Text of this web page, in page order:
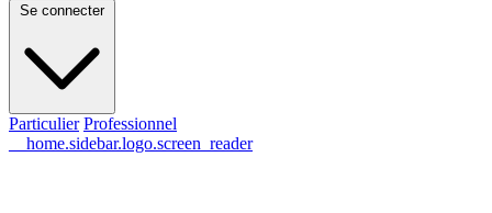
Se connecter
Particulier Professionnel
__home.sidebar.logo.screen_reader